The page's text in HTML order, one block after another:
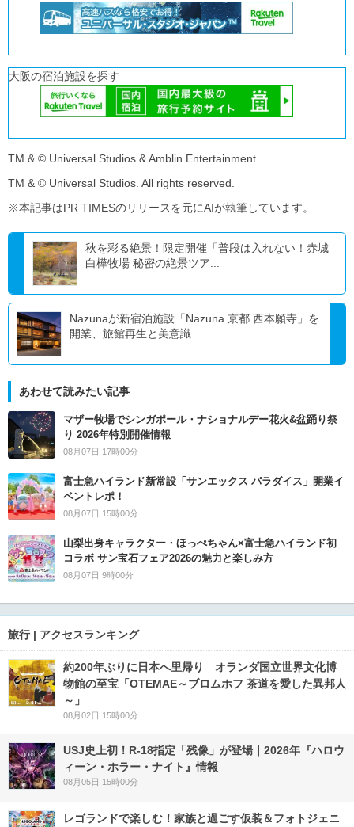
大阪の宿泊施設を探す
TM & © Universal Studios & Amblin Entertainment
TM & © Universal Studios. All rights reserved.
※本記事はPR TIMESのリリースを元にAIが執筆しています。
秋を彩る絶景！限定開催「普段は入れない！赤城
白樺牧場 秘密の絶景ツア...
Nazunaが新宿泊施設「Nazuna 京都 西本願寺」を
開業、旅館再生と美意識...
あわせて読みたい記事
マザー牧場でシンガポール・ナショナルデー花火&盆踊り祭
り 2026年特別開催情報
08月07日 17時00分
富士急ハイランド新常設「サンエックス パラダイス」開業イ
ベントレポ！
08月07日 15時00分
山梨出身キャラクター・ほっぺちゃん×富士急ハイランド初
コラボ サン宝石フェア2026の魅力と楽しみ方
08月07日 9時00分
旅行 | アクセスランキング
約200年ぶりに日本へ里帰り オランダ国立世界文化博
物館の至宝「OTEMAE～ブロムホフ 茶道を愛した異邦人
～」
08月02日 15時00分
USJ史上初！R-18指定「残像」が登場｜2026年『ハロウ
ィーン・ホラー・ナイト』情報
08月05日 15時00分
レゴランドで楽しむ！家族と過ごす仮装＆フォトジェニ